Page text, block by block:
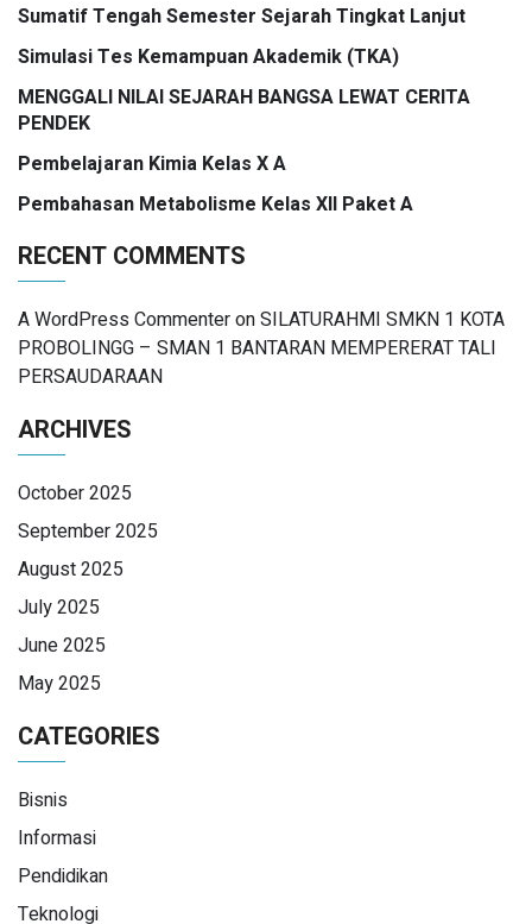
Sumatif Tengah Semester Sejarah Tingkat Lanjut
Simulasi Tes Kemampuan Akademik (TKA)
MENGGALI NILAI SEJARAH BANGSA LEWAT CERITA
PENDEK
Pembelajaran Kimia Kelas X A
Pembahasan Metabolisme Kelas XII Paket A
RECENT COMMENTS
A WordPress CommenteronSILATURAHMI SMKN 1 KOTA
PROBOLINGG – SMAN 1 BANTARAN MEMPERERAT TALI
PERSAUDARAAN
ARCHIVES
October 2025
September 2025
August 2025
July 2025
June 2025
May 2025
CATEGORIES
Bisnis
Informasi
Pendidikan
Teknologi